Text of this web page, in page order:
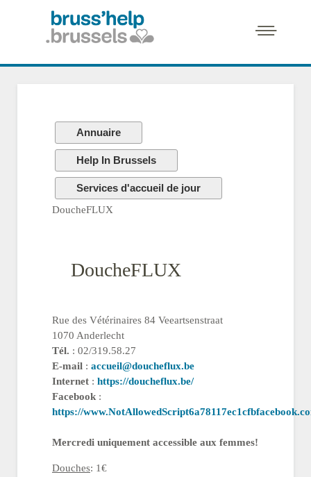
Annuaire
Help In Brussels
Services d'accueil de jour
DoucheFLUX
DoucheFLUX
Rue des Vétérinaires 84 Veeartsenstraat
1070 Anderlecht
Tél. : 02/319.58.27
E-mail : accueil@doucheflux.be
Internet : https://doucheflux.be/
Facebook :
https://
Mercredi uniquement accessible aux femmes!
Douches: 1€